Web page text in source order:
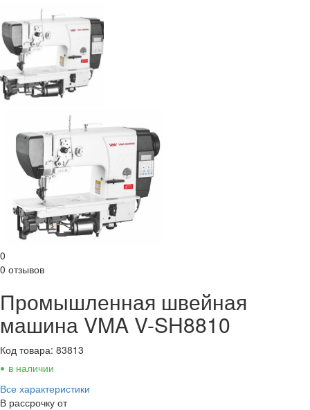
0
0 отзывов
Промышленная швейная
машина VMA V-SH8810
Код товара: 83813
• в наличии
Все характеристики
В рассрочку от